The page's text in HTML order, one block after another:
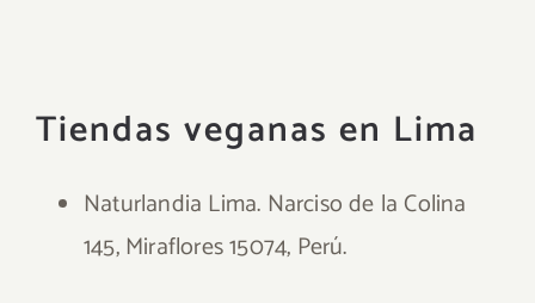
Tiendas veganas en Lima
Naturlandia Lima. Narciso de la Colina
145, Miraflores 15074, Perú.